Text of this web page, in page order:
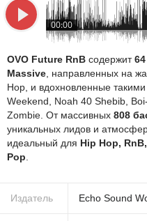
00:00
OVO Future RnB содержит
Massive , направленных на
Hop, и вдохновленные
Weekend, Noah 40 Shebib,
Zombie. От массивных 808
уникальных лидов и
идеальный для Hip Hop,
Pop
Издатель Echo Sound